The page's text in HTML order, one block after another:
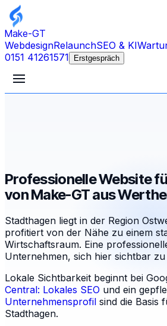
Make-GT
WebdesignRelaunchSEO & KI
0151 41261571
Erstgespräch
Professionelle Website
von Make-GT aus
Stadthagen liegt in der Region
profitiert von der Nähe zu einem
Wirtschaftsraum. Eine
Unternehmen, sich hier sichtbar
Lokale Sichtbarkeit beginnt bei
Central: Lokales SEO und ein
Unternehmensprofil sind die Basis
Stadthagen.